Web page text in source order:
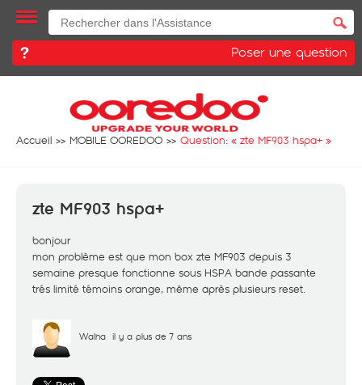
Poser une question
Accueil MOBILE OOREDOO Question: « zte MF903 hspa+ »
zte MF903 hspa+
bonjour
mon problème est que mon box zte MF903 depuis 3
semaine presque fonctionne sous HSPA bande passante
trés limité témoins orange, même après plusieurs reset.
Walha il y a plus de 7 ans